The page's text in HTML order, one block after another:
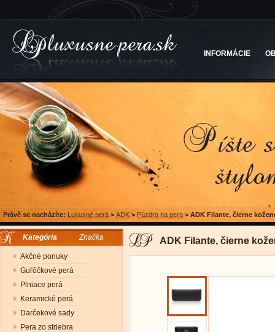
INFORMÁCIE
Právě se nacházíte: Luxusné perá > ADK > Púzdra na pera > ADK Filante, čierne
Kategória Značka
Akčné ponuky
Guľôčkové perá
Plniace perá
Keramické perá
Darčekové sady
Pera zo striebra
ADK Filante, čierne